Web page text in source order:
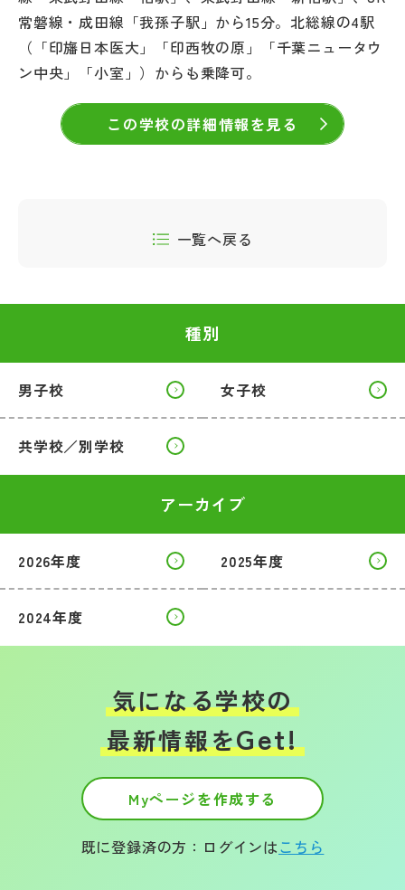
常磐線・成田線「我孫子駅」から15分。北総線の4駅
（「印旛日本医大」「印西牧の原」「千葉ニュータウ
ン中央」「小室」）からも乗降可。
この学校の詳細情報を見る
一覧へ戻る
種別
男子校 女子校
共学校／別学校
アーカイブ
2026年度 2025年度
2024年度
気になる学校の
最新情報をGet!
Myページを作成する
既に登録済の方：ログインはこちら